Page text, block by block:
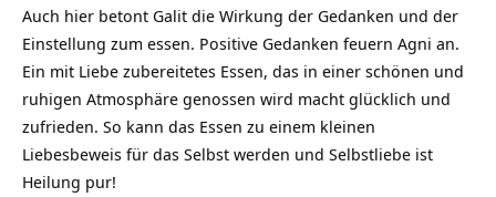
Auch hier betont Galit die Wirkung der Gedanken und der
Einstellung zum essen. Positive Gedanken feuern Agni an.
Ein mit Liebe zubereitetes Essen, das in einer schönen und
ruhigen Atmosphäre genossen wird macht glücklich und
zufrieden. So kann das Essen zu einem kleinen
Liebesbeweis für das Selbst werden und Selbstliebe ist
Heilung pur!